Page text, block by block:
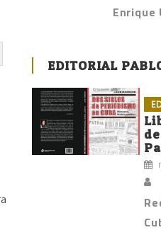
Enrique
EDITORIAL